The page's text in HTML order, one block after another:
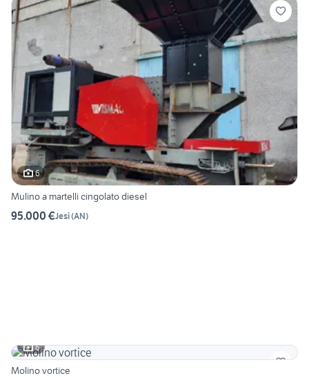
6
Mulino a martelli cingolato diesel
95.000 €Jesi(AN)
6
Molino vortice